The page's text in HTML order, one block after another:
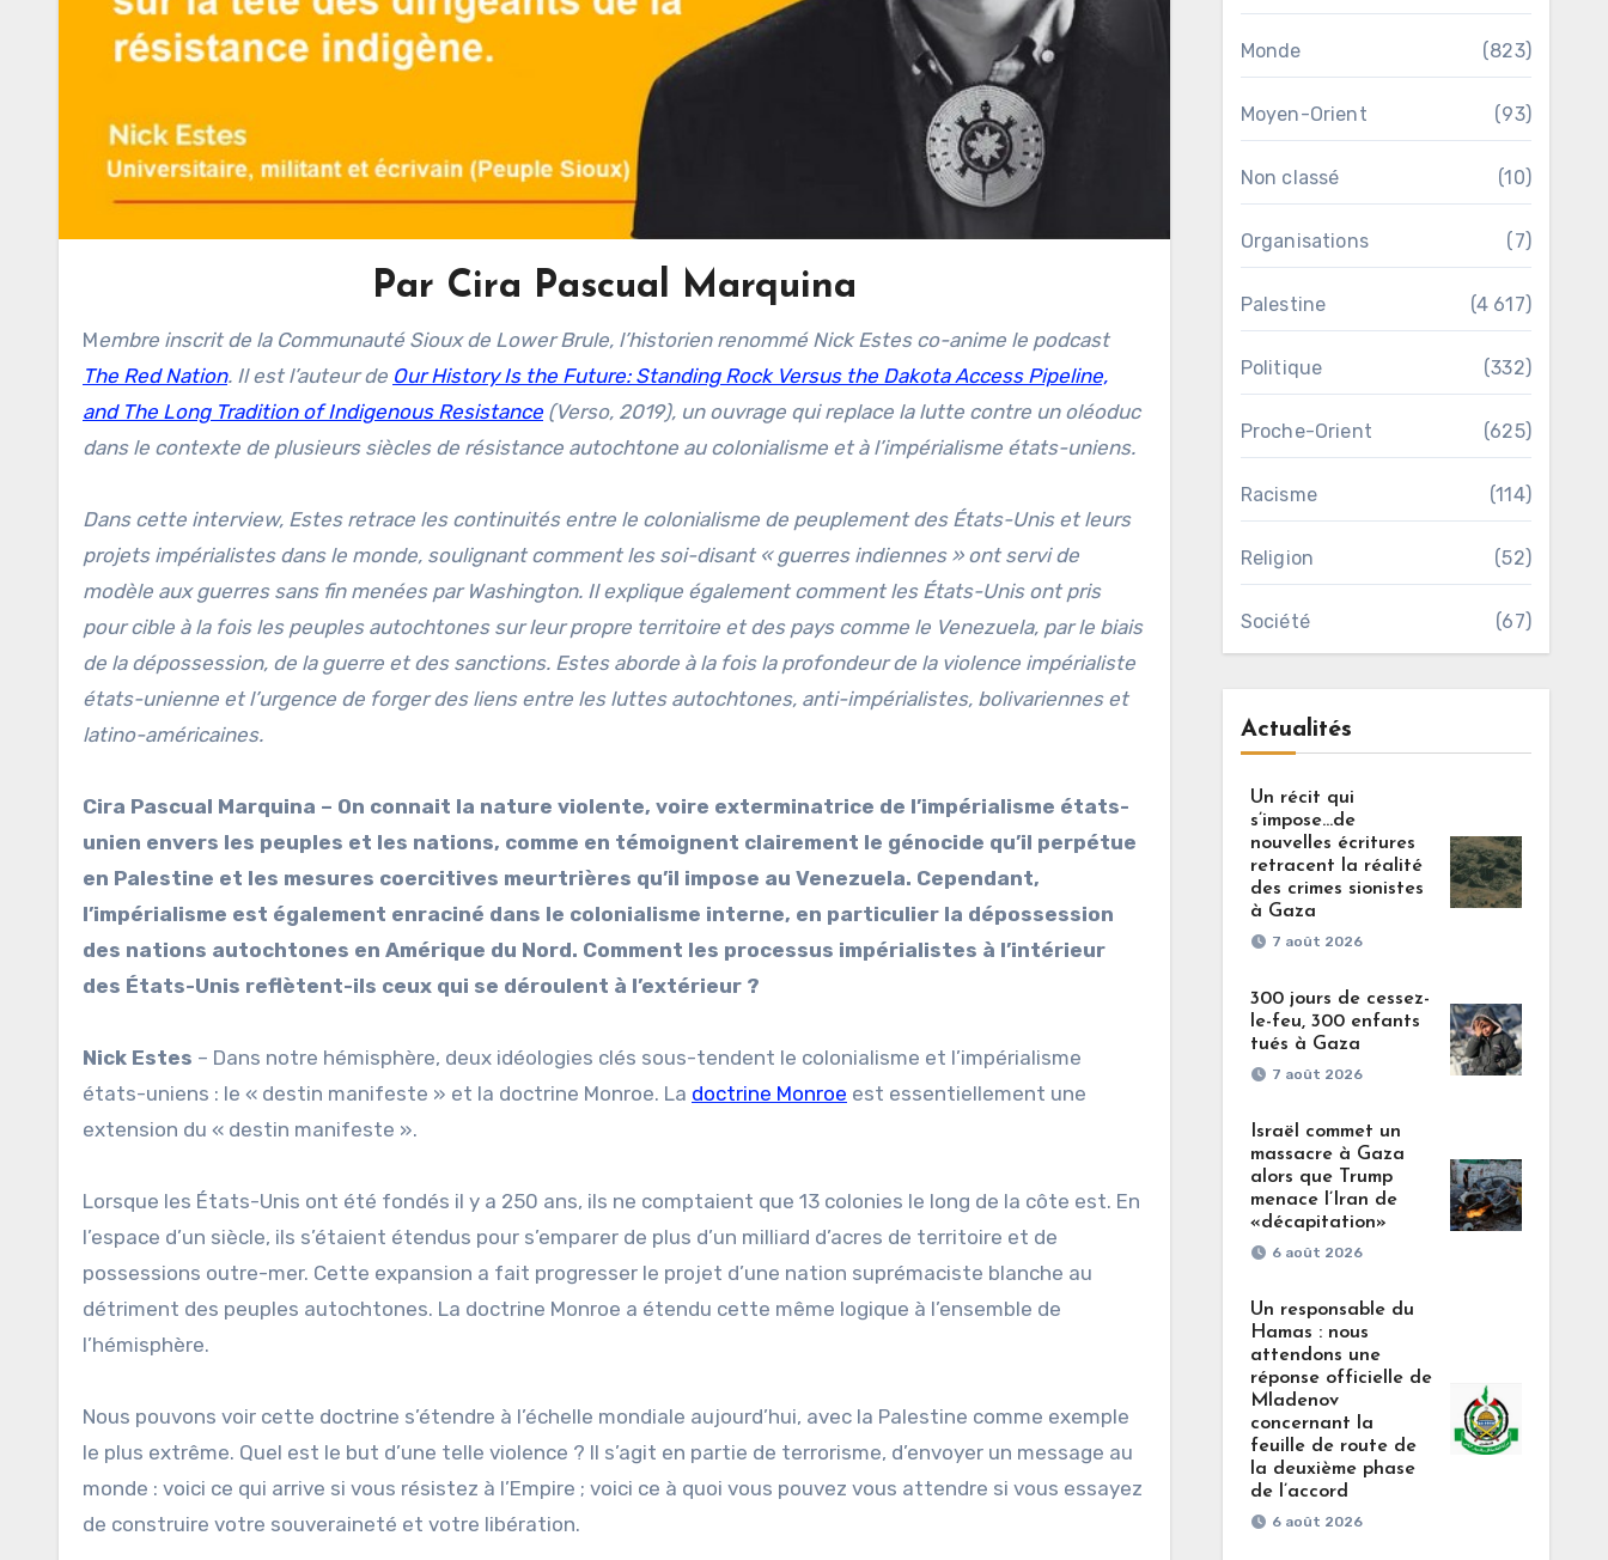
Par Cira Pascual Marquina
Membre inscrit de la Communauté Sioux de Lower Brule, l’historien renommé Nick Estes co-anime le podcast
The Red Nation. Il est l’auteur de Our History Is the Future: Standing Rock Versus the Dakota Access Pipeline,
and The Long Tradition of Indigenous Resistance (Verso, 2019), un ouvrage qui replace la lutte contre un oléoduc
dans le contexte de plusieurs siècles de résistance autochtone au colonialisme et à l’impérialisme états-uniens.
Dans cette interview, Estes retrace les continuités entre le colonialisme de peuplement des États-Unis et leurs
projets impérialistes dans le monde, soulignant comment les soi-disant « guerres indiennes » ont servi de
modèle aux guerres sans fin menées par Washington. Il explique également comment les États-Unis ont pris
pour cible à la fois les peuples autochtones sur leur propre territoire et des pays comme le Venezuela, par le biais
de la dépossession, de la guerre et des sanctions. Estes aborde à la fois la profondeur de la violence impérialiste
états-unienne et l’urgence de forger des liens entre les luttes autochtones, anti-impérialistes, bolivariennes et
latino-américaines.
Cira Pascual Marquina – On connait la nature violente, voire exterminatrice de l’impérialisme états-
unien envers les peuples et les nations, comme en témoignent clairement le génocide qu’il perpétue
en Palestine et les mesures coercitives meurtrières qu’il impose au Venezuela. Cependant,
l’impérialisme est également enraciné dans le colonialisme interne, en particulier la dépossession
des nations autochtones en Amérique du Nord. Comment les processus impérialistes à l’intérieur
des États-Unis reflètent-ils ceux qui se déroulent à l’extérieur ?
Nick Estes – Dans notre hémisphère, deux idéologies clés sous-tendent le colonialisme et l’impérialisme
états-uniens : le « destin manifeste » et la doctrine Monroe. La doctrine Monroe est essentiellement une
extension du « destin manifeste ».
Lorsque les États-Unis ont été fondés il y a 250 ans, ils ne comptaient que 13 colonies le long de la côte est. En
l’espace d’un siècle, ils s’étaient étendus pour s’emparer de plus d’un milliard d’acres de territoire et de
possessions outre-mer. Cette expansion a fait progresser le projet d’une nation suprémaciste blanche au
détriment des peuples autochtones. La doctrine Monroe a étendu cette même logique à l’ensemble de
l’hémisphère.
Nous pouvons voir cette doctrine s’étendre à l’échelle mondiale aujourd’hui, avec la Palestine comme exemple
le plus extrême. Quel est le but d’une telle violence ? Il s’agit en partie de terrorisme, d’envoyer un message au
monde : voici ce qui arrive si vous résistez à l’Empire ; voici ce à quoi vous pouvez vous attendre si vous essayez
de construire votre souveraineté et votre libération.
Monde (823)
Moyen-Orient (93)
Non classé (10)
Organisations (7)
Palestine (4 617)
Politique (332)
Proche-Orient (625)
Racisme (114)
Religion (52)
Société (67)
Actualités
Un récit qui
s’impose…de
nouvelles écritures
retracent la réalité
des crimes sionistes
à Gaza
7 août 2026
300 jours de cessez-
le-feu, 300 enfants
tués à Gaza
7 août 2026
Israël commet un
massacre à Gaza
alors que Trump
menace l’Iran de
«décapitation»
6 août 2026
Un responsable du
Hamas : nous
attendons une
réponse officielle de
Mladenov
concernant la
feuille de route de
la deuxième phase
de l’accord
6 août 2026